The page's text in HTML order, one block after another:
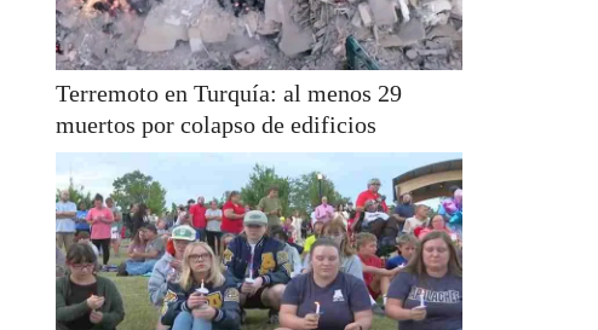
Terremoto en Turquía: al menos 29
muertos por colapso de edificios